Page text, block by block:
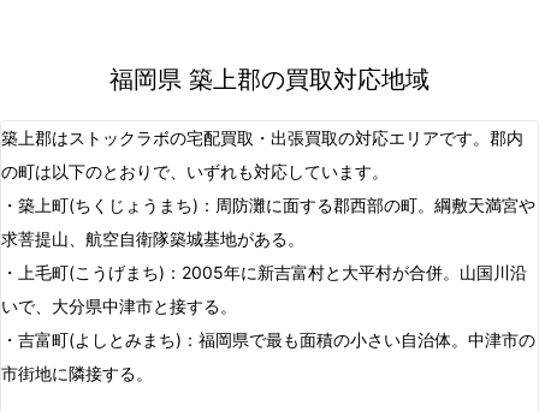
福岡県 築上郡の買取対応地域
築上郡はストックラボの宅配買取・出張買取の対応エリアです。郡内
の町は以下のとおりで、いずれも対応しています。
・築上町(ちくじょうまち)：周防灘に面する郡西部の町。綱敷天満宮や
求菩提山、航空自衛隊築城基地がある。
・上毛町(こうげまち)：2005年に新吉富村と大平村が合併。山国川沿
いで、大分県中津市と接する。
・吉富町(よしとみまち)：福岡県で最も面積の小さい自治体。中津市の
市街地に隣接する。